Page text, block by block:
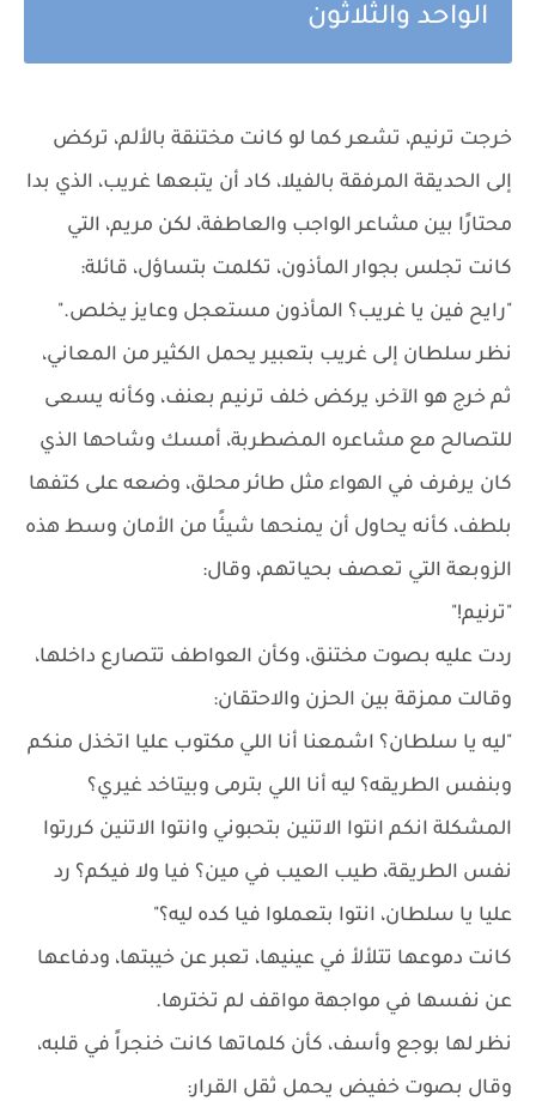
الواحد والثلاثون
خرجت ترنيم، تشعر كما لو كانت مختنقة بالألم، تركض
إلى الحديقة المرفقة بالفيلا، كاد أن يتبعها غريب، الذي بدا
محتارًا بين مشاعر الواجب والعاطفة، لكن مريم، التي
كانت تجلس بجوار المأذون، تكلمت بتساؤل، قائلة:
"رايح فين يا غريب؟ المأذون مستعجل وعايز يخلص."
نظر سلطان إلى غريب بتعبير يحمل الكثير من المعاني،
ثم خرج هو الآخر، يركض خلف ترنيم بعنف، وكأنه يسعى
للتصالح مع مشاعره المضطربة، أمسك وشاحها الذي
كان يرفرف في الهواء مثل طائر محلق، وضعه على كتفها
بلطف، كأنه يحاول أن يمنحها شيئًا من الأمان وسط هذه
الزوبعة التي تعصف بحياتهم، وقال:
"ترنيم!"
ردت عليه بصوت مختنق، وكأن العواطف تتصارع داخلها،
وقالت ممزقة بين الحزن والاحتقان:
"ليه يا سلطان؟ اشمعنا أنا اللي مكتوب عليا اتخذل منكم
وبنفس الطريقه؟ ليه أنا اللي بترمى وبيتاخد غيري؟
المشكلة انكم انتوا الاتنين بتحبوني وانتوا الاتنين كررتوا
نفس الطريقة، طيب العيب في مين؟ فيا ولا فيكم؟ رد
عليا يا سلطان، انتوا بتعملوا فيا كده ليه؟"
كانت دموعها تتلألأ في عينيها، تعبر عن خيبتها، ودفاعها
عن نفسها في مواجهة مواقف لم تخترها.
نظر لها بوجع وأسف، كأن كلماتها كانت خنجراً في قلبه،
وقال بصوت خفيض يحمل ثقل القرار: